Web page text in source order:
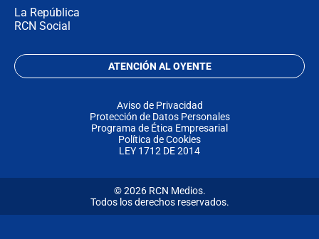
La República
RCN Social
ATENCIÓN AL OYENTE
Aviso de Privacidad
Protección de Datos Personales
Programa de Ética Empresarial
Política de Cookies
LEY 1712 DE 2014
© 2026 RCN Medios.
Todos los derechos reservados.